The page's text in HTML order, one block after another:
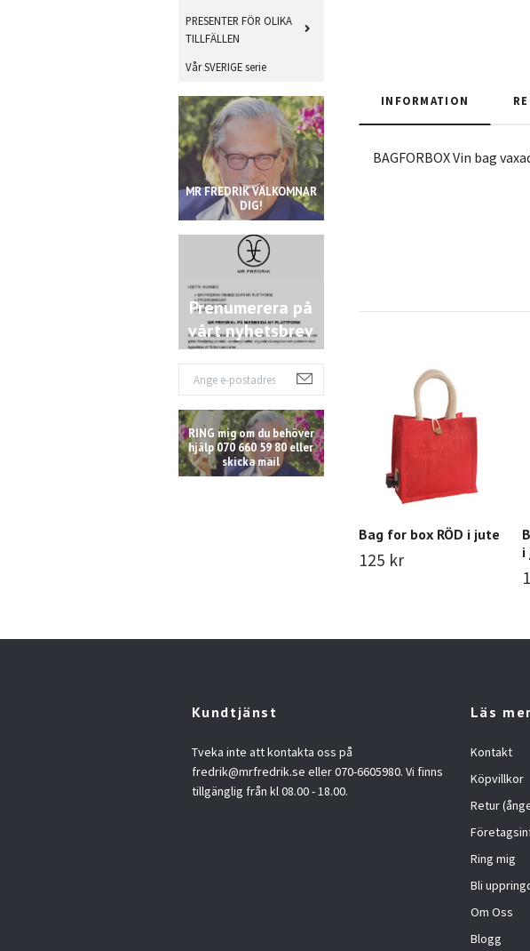
PRESENTER FÖR OLIKA
TILLFÄLLEN
Vår SVERIGE serie
MR FREDRIK VÄLKOMNAR
DIG!
Prenumerera på
vårt nyhetsbrev
RING mig om du behöver
hjälp 070 660 59 80 eller
skicka mail
INFORMATION
BAGFORBOX Vin bag
Bag for box RÖD i jute
125 kr
i
Kundtjänst
Tveka inte att kontakta oss på
fredrik@mrfredrik.se eller 070-6605980. Vi finns
tillgänglig från kl 08.00 - 18.00.
Läs mer
Kontakt
Köpvillkor
Retur
Ring mig
Bli
Om Oss
Blogg